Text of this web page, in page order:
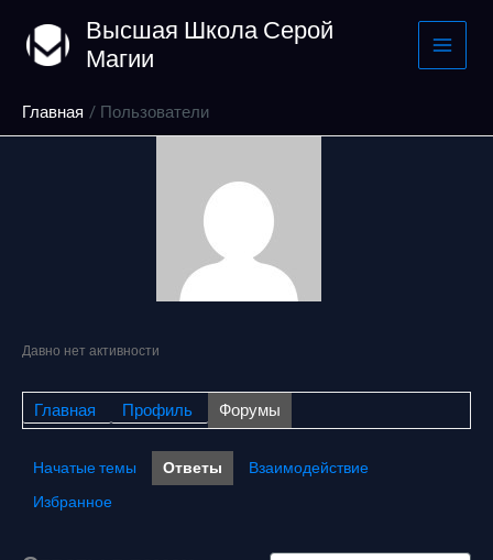
содержимому
Высшая Школа Серой
Магии
Главная Пользователи
Давно нет активности
Главная Профиль Форумы
Начатые темы Ответы
Взаимодействие
Избранное